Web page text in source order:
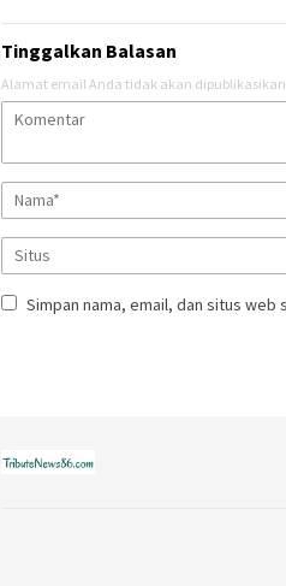
Tinggalkan Balasan
Alamat email Anda tidak akan
Simpan nama, email, dan situs